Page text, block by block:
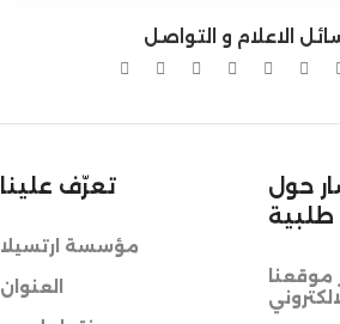
الاعلام و التواصل
تعرّف علينا
مؤسسة ارتسيلا
العنوان
حول
طلبية
موقعنا